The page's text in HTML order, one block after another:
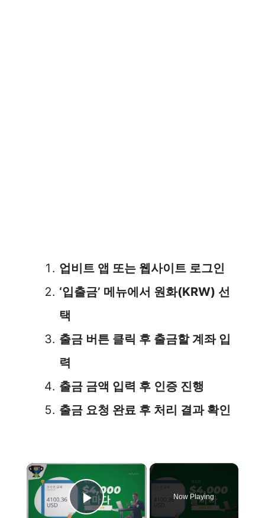
업비트 앱 또는 웹사이트 로그인
‘입출금’ 메뉴에서 원화(KRW) 선
택
출금 버튼 클릭 후 출금할 계좌 입
력
출금 금액 입력 후 인증 진행
출금 요청 완료 후 처리 결과 확인
×
Now Playing